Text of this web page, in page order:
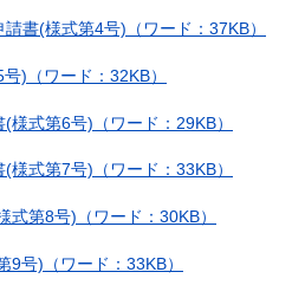
書(様式第4号)（ワード：37KB）
)（ワード：32KB）
様式第6号)（ワード：29KB）
様式第7号)（ワード：33KB）
式第8号)（ワード：30KB）
9号)（ワード：33KB）